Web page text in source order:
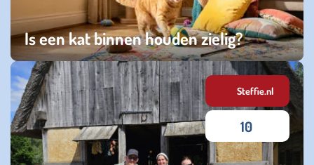
Is een kat binnen houden zielig?
zondag 26 juli 2026
Steffie.nl
10